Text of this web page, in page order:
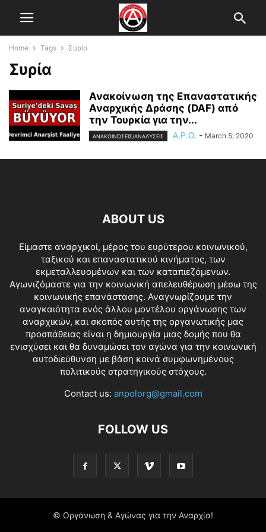
Home Tags Συρία
Συρία
Ανακοίνωση της Επαναστατικής
Αναρχικής Δράσης (DAF) από
την Τουρκία για την...
ΑΝΑΚΟΙΝΏΣΕΙΣ/ΑΝΑΛΎΣΕΙΣ A.P.O. - March 5, 2020
ABOUT US
Είμαστε αναρχικοί, μέρος του ευρύτερου κοινωνικού,
ταξικού και επαναστατικού κινήματος, των
εκμεταλλευομένων και των καταπιεζόμενων.
Αγωνιζόμαστε για την κοινωνική απελευθέρωση μέσω της
κοινωνικής επανάστασης. Αναγνωρίζουμε την
αναγκαιότητα ενός άλλου μοντέλου οργάνωσης των
αναρχικών, και σκοπός αυτής της οργανωτικής μας
προσπάθειας είναι η δημιουργία μιας δομής που θα
ενισχύσει και θα δυναμώσει τον αγώνα για την κοινωνική
αυτοδιεύθυνση με βάση κοινά συμφωνημένους
πολιτικούς στρατηγικούς στόχους.
Contact us: anpolorg@gmail.com
FOLLOW US
© Οργάνωση & Αγώνας για την Αναρχία!